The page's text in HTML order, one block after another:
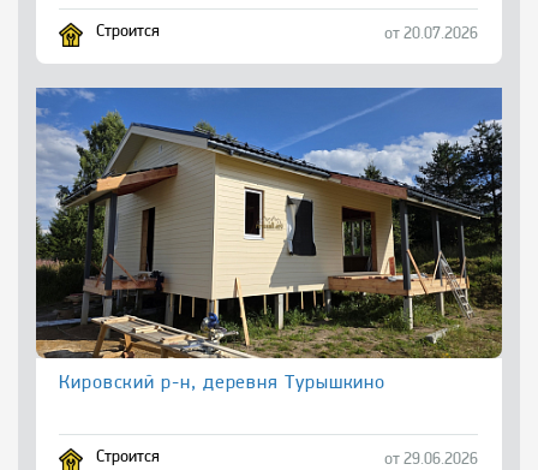
Строится от 20.07.2026
Кировский р-н, деревня Турышкино
Строится от 29.06.2026